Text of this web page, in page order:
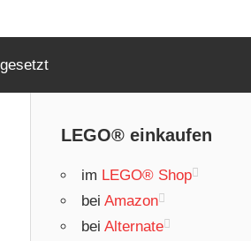
LEGO® einkaufen
im LEGO® Shop
bei Amazon
bei Alternate